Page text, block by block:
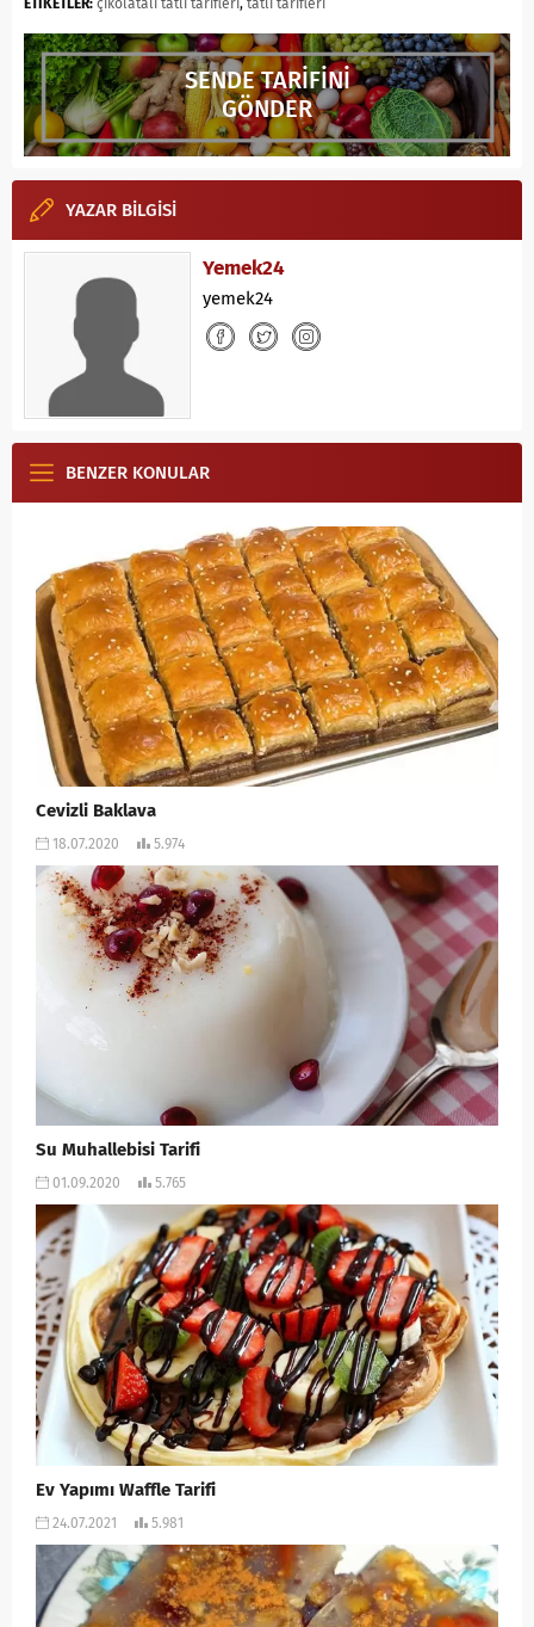
ETİKETLER: çikolatalı tatlı tarifleri , tatlı tarifleri
SENDE TARİFİNİ
GÖNDER
YAZAR BİLGİSİ
Yemek24
yemek24
BENZER KONULAR
Cevizli Baklava
18.07.2020 5.974
Su Muhallebisi Tarifi
01.09.2020 5.765
Ev Yapımı Waffle Tarifi
24.07.2021 5.981